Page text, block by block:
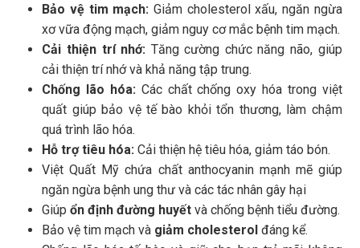
Bảo vệ tim mạch: Giảm cholesterol xấu, ngăn ngừa
xơ vữa động mạch, giảm nguy cơ mắc bệnh tim mạch.
Cải thiện trí nhớ: Tăng cường chức năng não, giúp
cải thiện trí nhớ và khả năng tập trung.
Chống lão hóa: Các chất chống oxy hóa trong việt
quất giúp bảo vệ tế bào khỏi tổn thương, làm chậm
quá trình lão hóa.
Hỗ trợ tiêu hóa: Cải thiện hệ tiêu hóa, giảm táo bón.
Việt Quất Mỹ chứa chất anthocyanin mạnh mẽ giúp
ngăn ngừa bệnh ung thư và các tác nhân gây hại
Giúpổn định đường huyết và chống bệnh tiểu đường.
Bảo vệ tim mạch và giảm cholesterol đáng kể.